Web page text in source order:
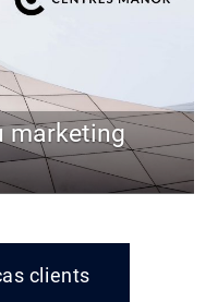
marketing
clients